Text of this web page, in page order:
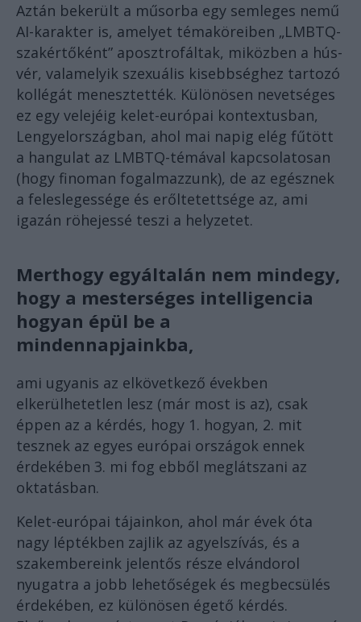
Aztán bekerült a műsorba egy semleges nemű
AI-karakter is, amelyet témaköreiben „LMBTQ-
szakértőként” aposztrofáltak, miközben a hús-
vér, valamelyik szexuális kisebbséghez tartozó
kollégát menesztették. Különösen nevetséges
ez egy velejéig kelet-európai kontextusban,
Lengyelországban, ahol mai napig elég fűtött
a hangulat az LMBTQ-témával kapcsolatosan
(hogy finoman fogalmazzunk), de az egésznek
a feleslegessége és erőltetettsége az, ami
igazán röhejessé teszi a helyzetet.
Merthogy egyáltalán nem mindegy,
hogy a mesterséges intelligencia
hogyan épül be a
mindennapjainkba,
ami ugyanis az elkövetkező években
elkerülhetetlen lesz (már most is az), csak
éppen az a kérdés, hogy 1. hogyan, 2. mit
tesznek az egyes európai országok ennek
érdekében 3. mi fog ebből meglátszani az
oktatásban.
Kelet-európai tájainkon, ahol már évek óta
nagy léptékben zajlik az agyelszívás, és a
szakembereink jelentős része elvándorol
nyugatra a jobb lehetőségek és megbecsülés
érdekében, ez különösen égető kérdés.